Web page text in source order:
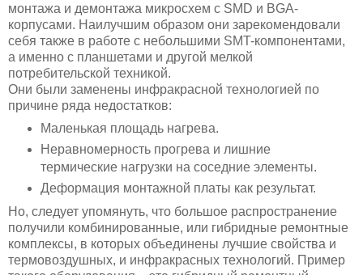
монтажа и демонтажа микросхем с SMD и BGA-
корпусами. Наилучшим образом они зарекомендовали
себя также в работе с небольшими SMT-компонентами,
а именно с планшетами и другой мелкой
потребительской техникой.
Они были заменены инфракрасной технологией по
причине ряда недостатков:
Маленькая площадь нагрева.
Неравномерность прогрева и лишние
термические нагрузки на соседние элементы.
Деформация монтажной платы как результат.
Но, следует упомянуть, что большое распространение
получили комбинированные, или гибридные ремонтные
комплексы, в которых объединены лучшие свойства и
термовоздушных, и инфракрасных технологий. Пример